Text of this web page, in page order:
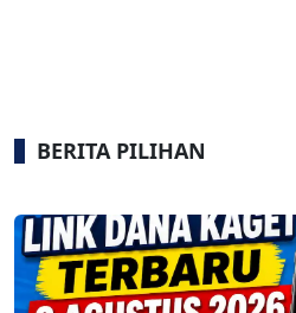
BERITA PILIHAN